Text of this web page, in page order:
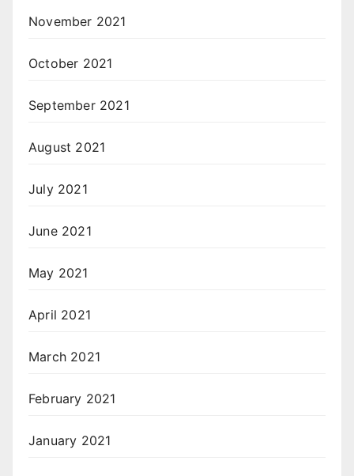
November 2021
October 2021
September 2021
August 2021
July 2021
June 2021
May 2021
April 2021
March 2021
February 2021
January 2021